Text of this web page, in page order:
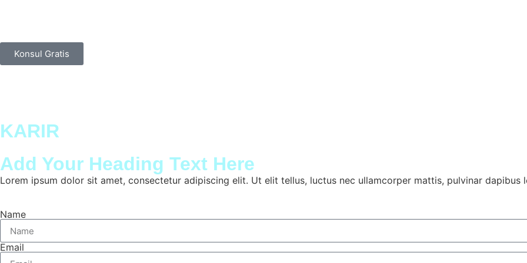
Konsul Gratis
KARIR
Add Your Heading Text Here
Lorem ipsum dolor sit amet, consectetur adipiscing elit. Ut elit tellus, luctus nec ullamcorper mattis, pulvinar dapibus
Name
Email